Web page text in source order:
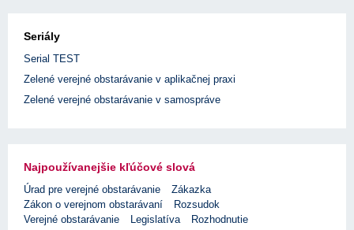
Seriály
Serial TEST
Zelené verejné obstarávanie v aplikačnej praxi
Zelené verejné obstarávanie v samospráve
Najpoužívanejšie kľúčové slová
Úrad pre verejné obstarávanie
Zákazka
Zákon o verejnom obstarávaní
Rozsudok
Verejné obstarávanie
Legislatíva
Rozhodnutie